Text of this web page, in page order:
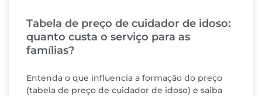
Tabela de preço de cuidador de idoso:
quanto custa o serviço para as
famílias?
Entenda o que influencia a formação do preço
(tabela de preço de cuidador de idoso) e saiba